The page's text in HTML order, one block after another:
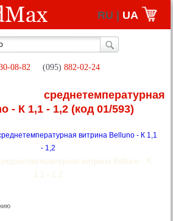
RU | UA
08-82 (095) 882-02-24
среднетемпературная
- К 1,1 - 1,2 (код 01/593)
витрина Belluno - К
1,1 - 1,2